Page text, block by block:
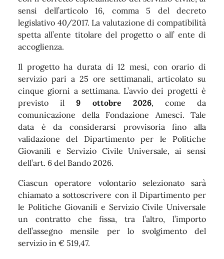
sensi dell’articolo 16, comma 5 del decreto
legislativo 40/2017. La valutazione di compatibilità
spetta all’ente titolare del progetto o all’ ente di
accoglienza.
Il progetto ha durata di 12 mesi, con orario di
servizio pari a 25 ore settimanali, articolato su
cinque giorni a settimana. L’avvio dei progetti è
previsto il9 ottobre 2026, come da
comunicazione della Fondazione Amesci. Tale
data è da considerarsi provvisoria fino alla
validazione del Dipartimento per le Politiche
Giovanili e Servizio Civile Universale, ai sensi
dell’art. 6 del Bando 2026.
Ciascun operatore volontario selezionato sarà
chiamato a sottoscrivere con il Dipartimento per
le Politiche Giovanili e Servizio Civile Universale
un contratto che fissa, tra l’altro, l’importo
dell’assegno mensile per lo svolgimento del
servizio in € 519,47.